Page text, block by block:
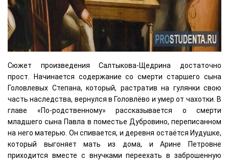
Сюжет произведения Салтыкова-Щедрина достаточно
прост. Начинается содержание со смерти старшего сына
Головлевых Степана, который, растратив на гулянки свою
часть наследства, вернулся в Головлёво и умер от чахотки. В
главе «По-родственному» рассказывается о смерти
младшего сына Павла в поместье Дубровино, переписанном
на него матерью. Он спивается, и деревня остаётся Иудушке,
который выгоняет мать из дома, и Арине Петровне
приходится вместе с внучками переехать в заброшенную